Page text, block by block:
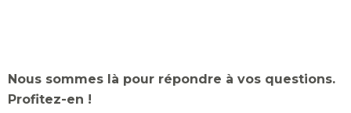
Nous sommes là pour répondre à vos questions.
Profitez-en !